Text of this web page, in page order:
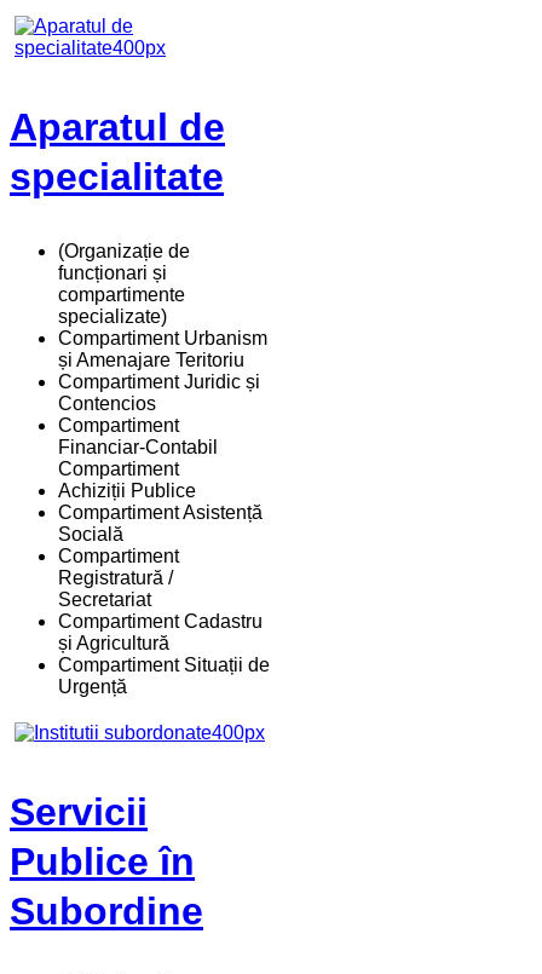
Aparatul de
specialitate
(Organizație de
funcționari și
compartimente
specializate)
Compartiment Urbanism
și Amenajare Teritoriu
Compartiment Juridic și
Contencios
Compartiment
Financiar-Contabil
Compartiment
Achiziții Publice
Compartiment Asistență
Socială
Compartiment
Registratură /
Secretariat
Compartiment Cadastru
și Agricultură
Compartiment Situații de
Urgență
Servicii
Publice în
Subordine